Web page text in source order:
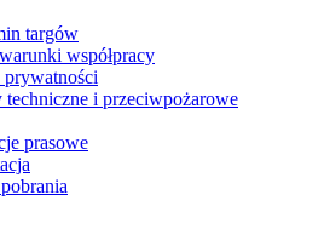
targów
współpracy
techniczne i przeciwpożarowe
prasowe